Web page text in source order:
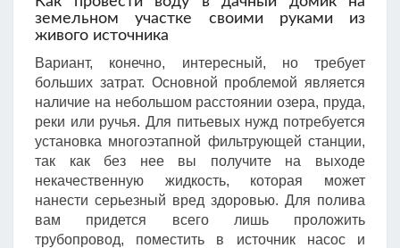
земельном участке своими руками из
живого источника
Вариант, конечно, интересный, но требует
больших затрат. Основной проблемой является
наличие на небольшом расстоянии озера, пруда,
реки или ручья. Для питьевых нужд потребуется
установка многоэтапной фильтрующей станции,
так как без нее вы получите на выходе
некачественную жидкость, которая может
нанести серьезный вред здоровью. Для полива
вам придется всего лишь проложить
трубопровод, поместить в источник насос и